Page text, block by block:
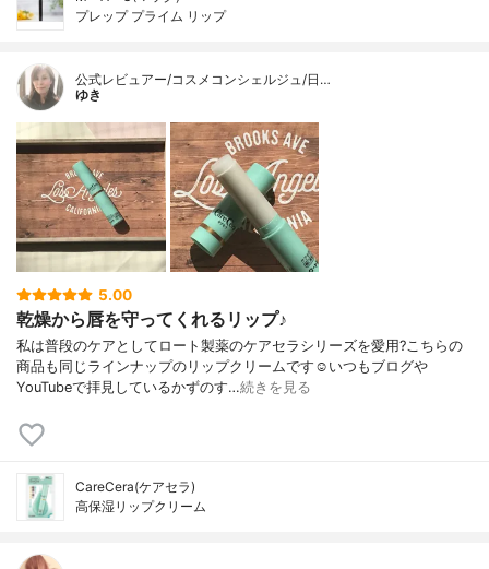
プレップ プライム リップ
公式レビュアー/コスメコンシェルジュ/日…
ゆき
5.00
乾燥から唇を守ってくれるリップ♪
私は普段のケアとしてロート製薬のケアセラシリーズを愛用?こちらの
商品も同じラインナップのリップクリームです☺️いつもブログや
YouTubeで拝見しているかずのす…続きを見る
CareCera(ケアセラ)
高保湿リップクリーム